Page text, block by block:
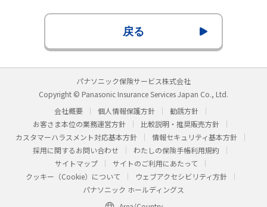
戻る
パナソニック保険サービス株式会社
Copyright © Panasonic Insurance Services Japan Co., Ltd.
会社概要
個人情報保護方針
勧誘方針
お客さま本位の業務運営方針
比較説明・推奨販売方針
カスタマーハラスメント対応基本方針
情報セキュリティ基本方針
採用に関するお問い合わせ
わたしの保険手帳利用規約
サイトマップ
サイトのご利用にあたって
クッキー（Cookie）について
ウェブアクセシビリティ方針
パナソニック ホールディングス